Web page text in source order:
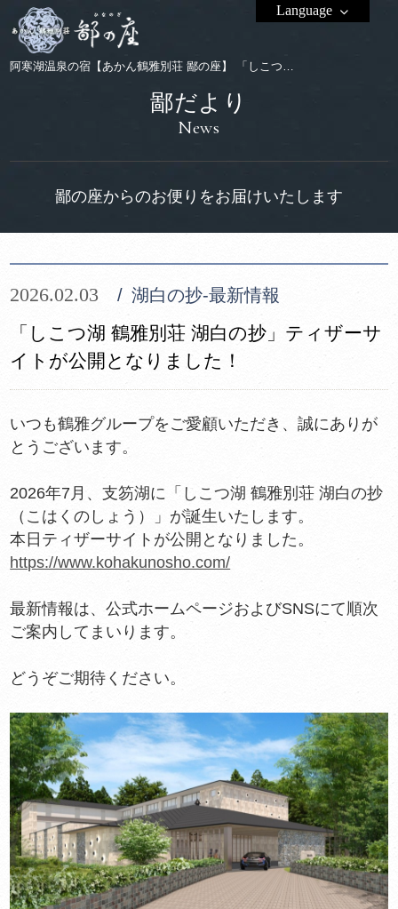
阿寒湖温泉の宿【あかん鶴雅別荘 鄙の座】 「しこつ湖 鶴雅別荘 湖白の抄」ティザーサイトが公開となりました！
Language
鄙だより
News
鄙の座からのお便りをお届けいたします
2026.02.03 湖白の抄‐最新情報
「しこつ湖 鶴雅別荘 湖白の抄」ティザーサ
イトが公開となりました！
いつも鶴雅グループをご愛顧いただき、誠にありが
とうございます。
2026年7月、支笏湖に「しこつ湖 鶴雅別荘 湖白の抄
（こはくのしょう）」が誕生いたします。
本日ティザーサイトが公開となりました。
https://www.kohakunosho.com/
最新情報は、公式ホームページおよびSNSにて順次
ご案内してまいります。
どうぞご期待ください。